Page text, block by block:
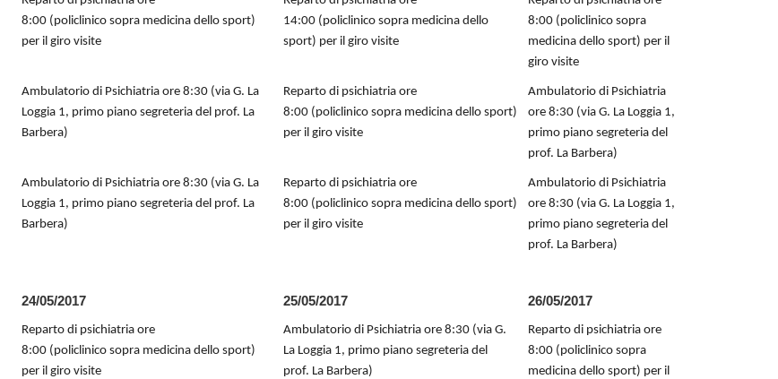
8:00 (policlinico sopra medicina dello sport)
per il giro visite
14:00 (policlinico sopra medicina dello
sport) per il giro visite
8:00 (policlinico sopra
medicina dello sport) per il
giro visite
Ambulatorio di Psichiatria ore 8:30 (via G. La
Loggia 1, primo piano segreteria del prof. La
Barbera)
Reparto di psichiatria ore
8:00 (policlinico sopra medicina dello sport)
per il giro visite
Ambulatorio di Psichiatria
ore 8:30 (via G. La Loggia 1,
primo piano segreteria del
prof. La Barbera)
Ambulatorio di Psichiatria ore 8:30 (via G. La
Loggia 1, primo piano segreteria del prof. La
Barbera)
Reparto di psichiatria ore
8:00 (policlinico sopra medicina dello sport)
per il giro visite
Ambulatorio di Psichiatria
ore 8:30 (via G. La Loggia 1,
primo piano segreteria del
prof. La Barbera)
24/05/2017 25/05/2017
26/05/2017
Reparto di psichiatria ore
8:00 (policlinico sopra medicina dello sport)
per il giro visite
Ambulatorio di Psichiatria ore 8:30 (via G.
La Loggia 1, primo piano segreteria del
prof. La Barbera)
Reparto di psichiatria ore
8:00 (policlinico sopra
medicina dello sport) per il